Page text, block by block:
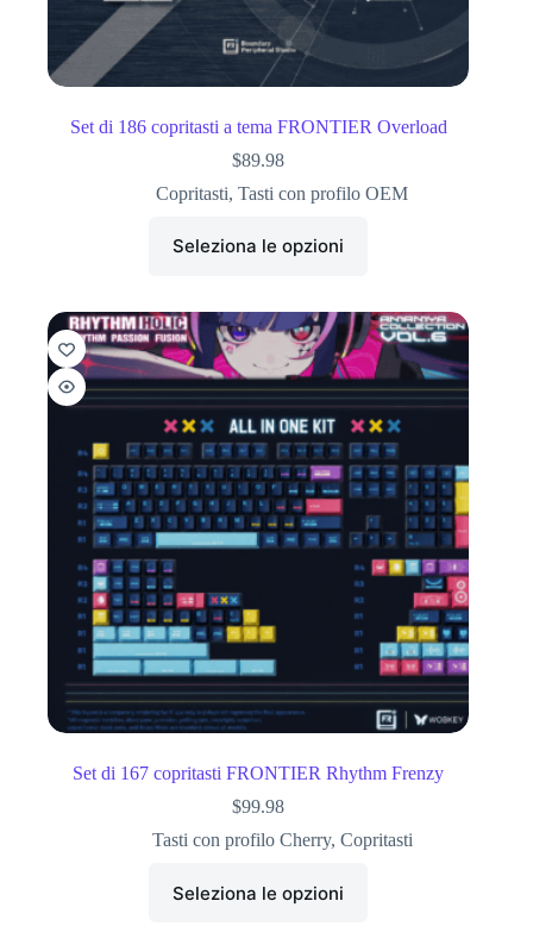
Set di 186 copritasti a tema FRONTIER Overload
$89.98
Copritasti,Tasti con profilo OEM
Seleziona le opzioni
Set di 167 copritasti FRONTIER Rhythm Frenzy
$99.98
Tasti con profilo Cherry, Copritasti
Seleziona le opzioni